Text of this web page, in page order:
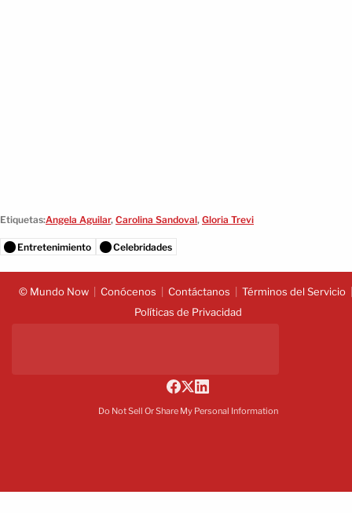
Etiquetas:Angela Aguilar, Carolina Sandoval, Gloria Trevi
Entretenimiento Celebridades
© Mundo Now Conócenos Contáctanos
Términos del Servicio
Políticas de Privacidad
Do Not Sell Or Share My Personal Information